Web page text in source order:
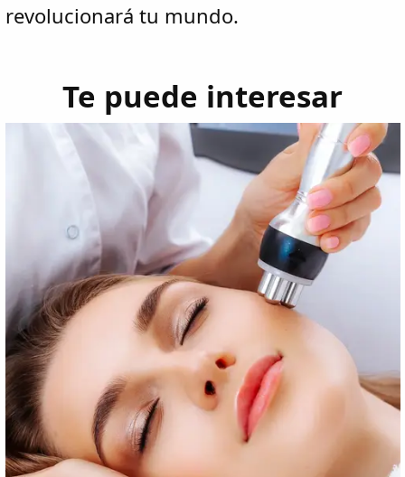
revolucionará tu mundo.
Te puede interesar